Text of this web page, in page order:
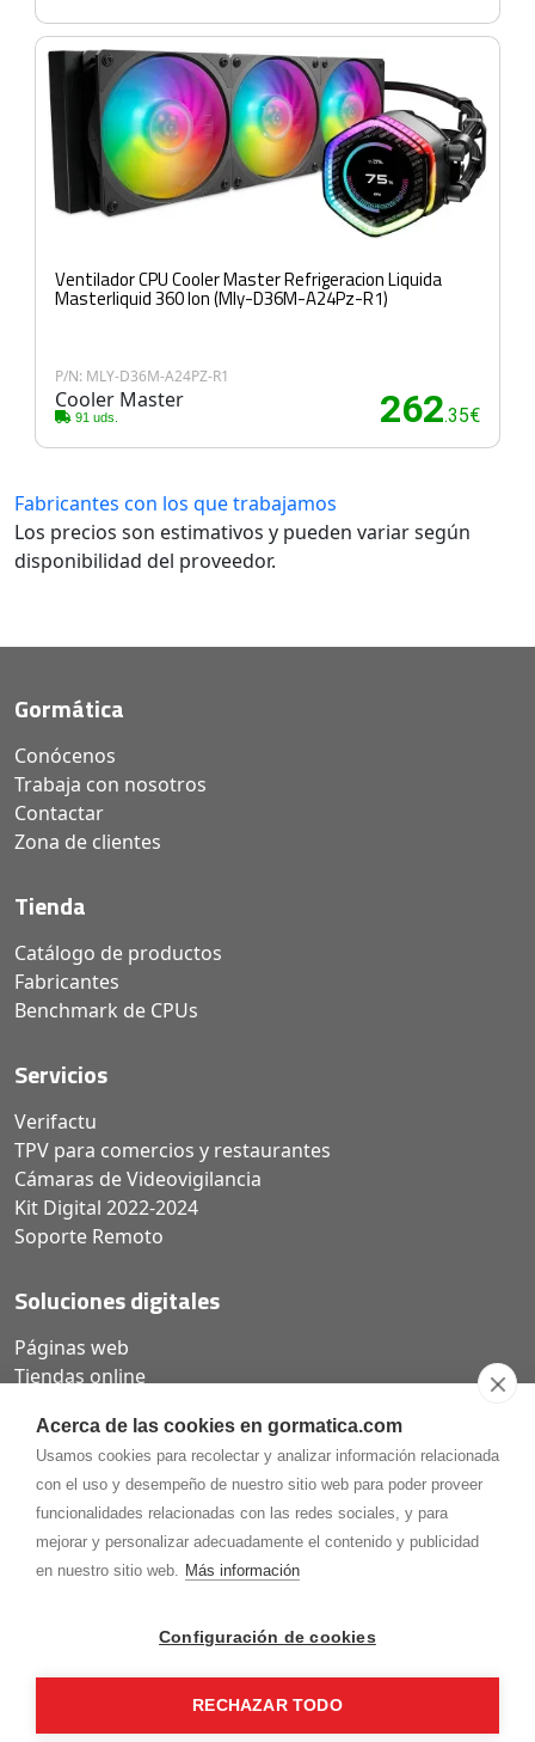
Acerca de las cookies en gormatica.com
Usamos cookies para recolectar y analizar información relacionada
con el uso y desempeño de nuestro sitio web para poder proveer
funcionalidades relacionadas con las redes sociales, y para
mejorar y personalizar adecuadamente el contenido y publicidad
en nuestro sitio web. Más información
Configuración de cookies
RECHAZAR TODO
Ventilador CPU Cooler Master Refrigeracion Liquida
Masterliquid 360 Ion (Mly-D36M-A24Pz-R1)
P/N: MLY-D36M-A24PZ-R1
Cooler Master
91 uds. 262.35€
Fabricantes con los que trabajamos
Los precios son estimativos y pueden variar según
disponibilidad del proveedor.
Gormática
Conócenos
Trabaja con nosotros
Contactar
Zona de clientes
Tienda
Catálogo de productos
Fabricantes
Benchmark de CPUs
Servicios
Verifactu
TPV para comercios y restaurantes
Cámaras de Videovigilancia
Kit Digital 2022-2024
Soporte Remoto
Soluciones digitales
Páginas web
Tiendas online
975.368.262
Aviso Legal Política de privacidad
Gormaz Informática S.L.C/ Soria, 2 - El Burgo de Osma (Soria)
¡Síguenos en nuestras redes!